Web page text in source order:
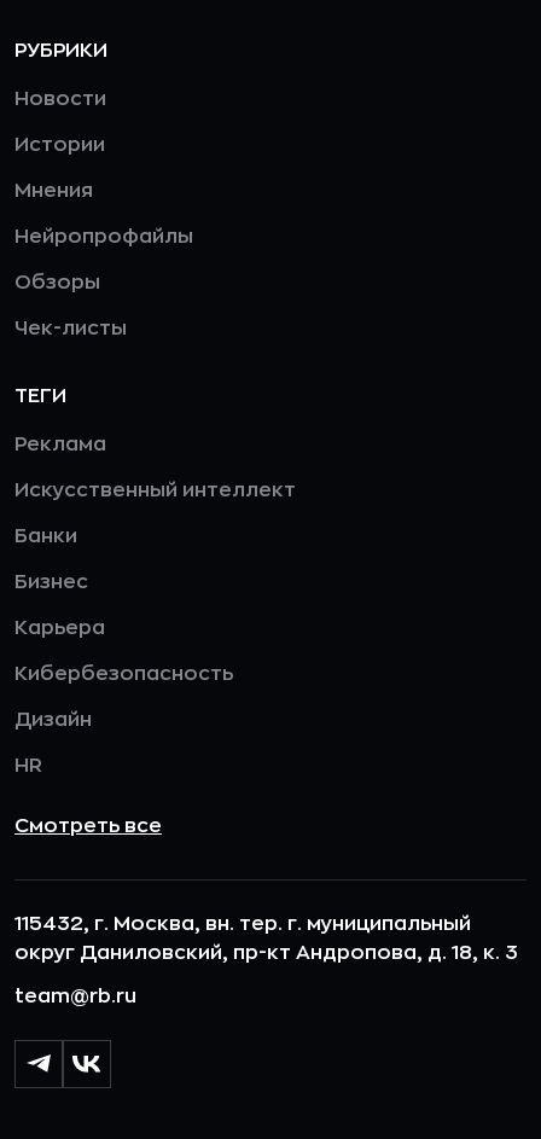
РУБРИКИ
Новости
Истории
Мнения
Нейропрофайлы
Обзоры
Чек-листы
ТЕГИ
Реклама
Искусственный интеллект
Банки
Бизнес
Карьера
Кибербезопасность
Дизайн
HR
Смотреть все
115432, г. Москва, вн. тер. г. муниципальный
округ Даниловский, пр-кт Андропова, д. 18, к. 3
team@rb.ru